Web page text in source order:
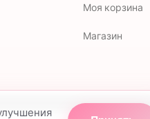
Моя корзина
Магазин